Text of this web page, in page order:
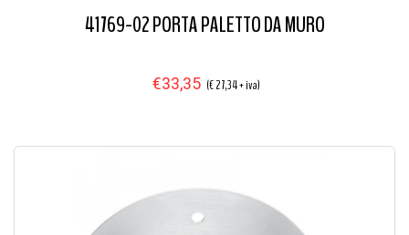
41769-02 PORTA PALETTO DA MURO
€33,35 (€ 27,34 + iva)